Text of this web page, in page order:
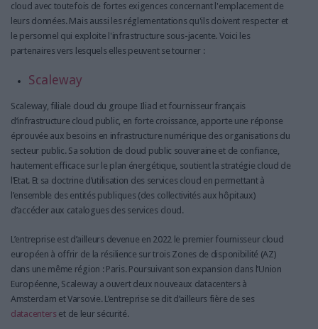
cloud avec toutefois de fortes exigences concernant l'emplacement de
leurs données. Mais aussi les réglementations qu'ils doivent respecter et
le personnel qui exploite l'infrastructure sous-jacente. Voici les
partenaires vers lesquels elles peuvent se tourner :
Scaleway
Scaleway, filiale cloud du groupe Iliad et fournisseur français
d’infrastructure cloud public, en forte croissance, apporte une réponse
éprouvée aux besoins en infrastructure numérique des organisations du
secteur public. Sa solution de cloud public souveraine et de confiance,
hautement efficace sur le plan énergétique, soutient la stratégie cloud de
l’Etat. Et sa doctrine d’utilisation des services cloud en permettant à
l’ensemble des entités publiques (des collectivités aux hôpitaux)
d’accéder aux catalogues des services cloud.
L’entreprise est d’ailleurs devenue en 2022 le premier fournisseur cloud
européen à offrir de la résilience sur trois Zones de disponibilité (AZ)
dans une même région : Paris. Poursuivant son expansion dans l’Union
Européenne, Scaleway a ouvert deux nouveaux datacenters à
Amsterdam et Varsovie. L’entreprise se dit d’ailleurs fière de ses
datacenters et de leur sécurité.